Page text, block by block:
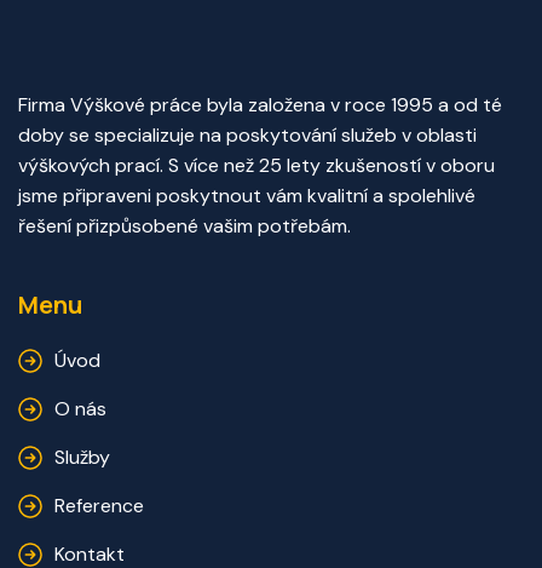
Firma Výškové práce byla založena v roce 1995 a od té
doby se specializuje na poskytování služeb v oblasti
výškových prací. S více než 25 lety zkušeností v oboru
jsme připraveni poskytnout vám kvalitní a spolehlivé
řešení přizpůsobené vašim potřebám.
Menu
Úvod
O nás
Služby
Reference
Kontakt